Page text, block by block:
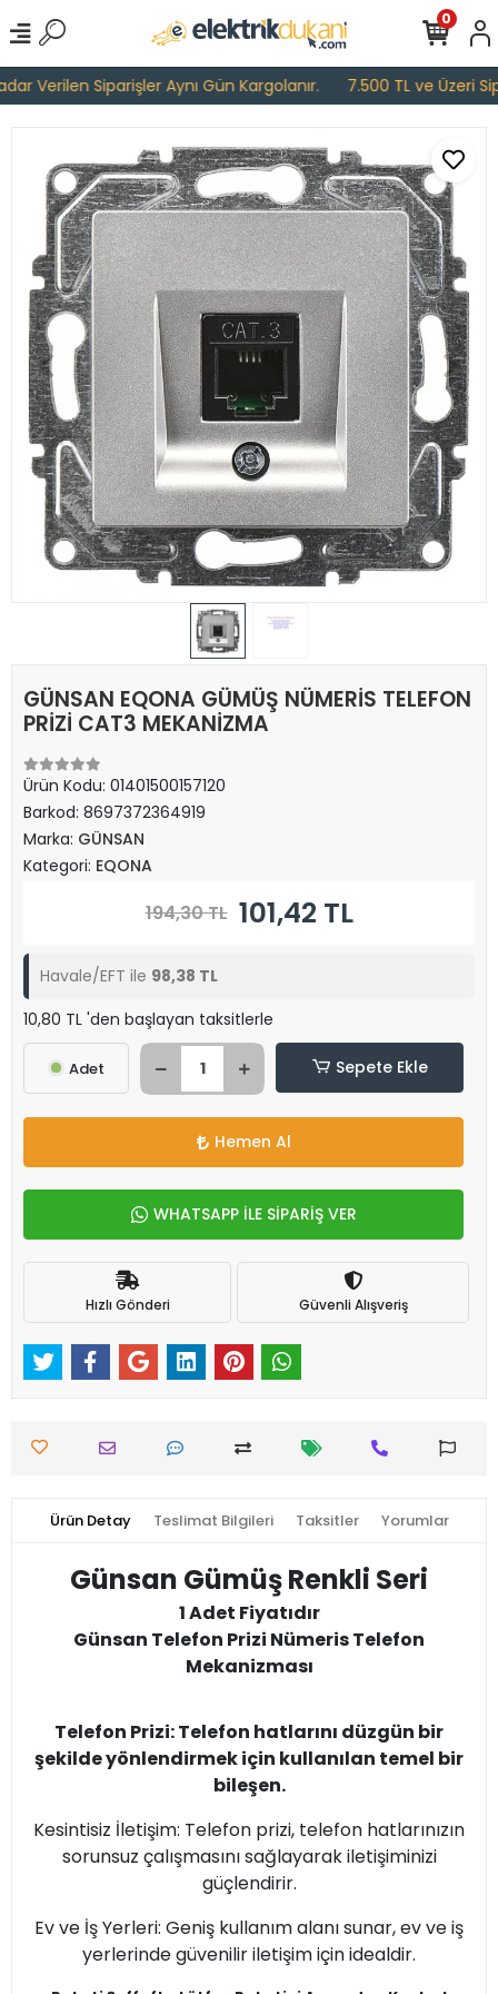
Verilen Siparişler Aynı Gün Kargolanır. 7.500 TL ve Üzeri
0
GÜNSAN EQONA GÜMÜŞ NÜMERİS TELEFON
PRİZİ CAT3 MEKANİZMA
Ürün Kodu: 01401500157120
Barkod: 8697372364919
Marka: GÜNSAN
Kategori: EQONA
194,30 TL 101,42 TL
Havale/EFT ile 98,38 TL
10,80 TL 'den başlayan taksitlerle
Adet Sepete Ekle
Hemen Al
WHATSAPP İLE SİPARİŞ VER
Hızlı Gönderi Güvenli Alışveriş
Ürün Detay Teslimat Bilgileri Taksitler Yorumlar
Günsan Gümüş Renkli Seri
1 Adet Fiyatıdır
Günsan Telefon Prizi Nümeris Telefon
Mekanizması
Telefon Prizi: Telefon hatlarını düzgün bir
şekilde yönlendirmek için kullanılan temel bir
bileşen.
Kesintisiz İletişim: Telefon prizi, telefon hatlarınızın
sorunsuz çalışmasını sağlayarak iletişiminizi
güçlendirir.
Ev ve İş Yerleri: Geniş kullanım alanı sunar, ev ve iş
yerlerinde güvenilir iletişim için idealdir.